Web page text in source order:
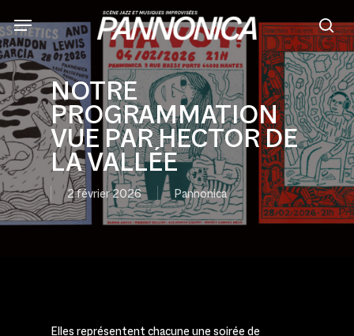
to
main
content
NOTRE
PROGRAMMATION
VUE PAR HECTOR DE
LA VALLÉE
2 février 2026 Pannonica
Elles représentent chacune une soirée de